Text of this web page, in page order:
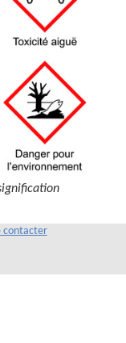
contacter